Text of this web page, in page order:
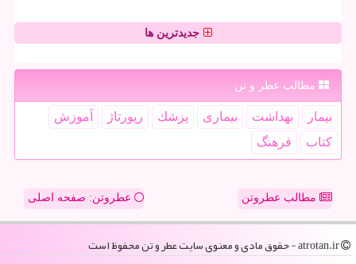
جدیدترین ها
مطالب عطر و تن
بیمار بهداشت بیماری پزشك رپورتاژ
آموزش
كتاب
فرهنگ
مطالب عطروتن عطروتن: صفحه اصلی